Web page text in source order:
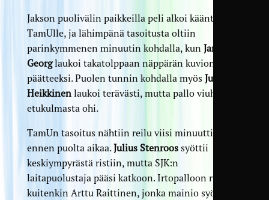
Jakson puolivälin paikkeilla peli alkoi kääntyä
TamUlle, ja lähimpänä tasoitusta oltiin
parinkymmenen minuutin kohdalla, kun Janar
Georglaukoi takatolppaan näppärän kuvion
päätteeksi. Puolen tunnin kohdalla myös Juho
Heikkinenlaukoi terävästi, mutta pallo viuhahti
etukulmasta ohi.
TamUn tasoitus nähtiin reilu viisi minuuttia
ennen puolta aikaa.Julius Stenroossyöttii
keskiympyrästä ristiin, mutta SJK:n
laitapuolustaja pääsi katkoon. Irtopalloon ryntäsi
kuitenkin Arttu Raittinen, jonka mainio syöttö